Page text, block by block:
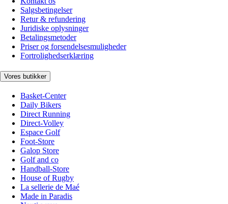
Salgsbetingelser
Retur & refundering
Juridiske oplysninger
Betalingsmetoder
Priser og forsendelsesmuligheder
Fortrolighedserklæring
Vores butikker
Basket-Center
Daily Bikers
Direct Running
Direct-Volley
Espace Golf
Foot-Store
Galop Store
Golf and co
Handball-Store
House of Rugby
La sellerie de Maé
Made in Paradis